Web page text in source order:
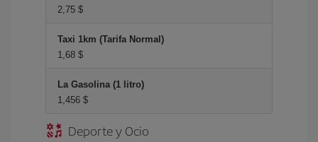
2,75 $
Taxi 1km (Tarifa Normal)
1,68 $
La Gasolina (1 litro)
1,456 $
Deporte y Ocio